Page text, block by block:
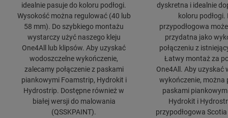
idealnie pasuje do koloru podłogi.
Wysokość można regulować (40 lub
58 mm). Do szybkiego montażu
wystarczy użyć naszego kleju
One4All lub klipsów. Aby uzyskać
wodoszczelne wykończenie,
zalecamy połączenie z paskami
piankowymi Foamstrip, Hydrokit i
Hydrostrip. Dostępne również w
białej wersji do malowania
(QSSKPAINT).
dyskretna i idealnie
koloru
przypodłogowa
przydatna jako
połączeniu z
Łatwy montaż za
One4All. Aby uzyskać
wykończenie, można
paskami
Hydrokit i
przypodłogowa